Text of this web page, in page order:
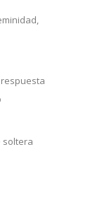
respuesta
soltera